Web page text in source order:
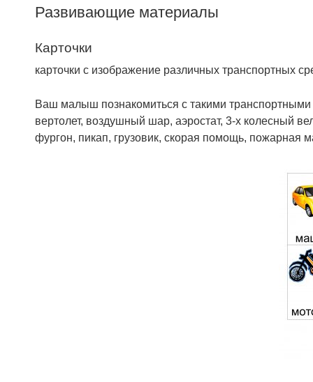
Развивающие материалы
Карточки
карточки с изображение различных транспортных
Ваш малыш познакомиться с такими
вертолет, воздушный шар, аэростат, 3-х колесный
фургон, пикап, грузовик, скорая помощь, пожарная